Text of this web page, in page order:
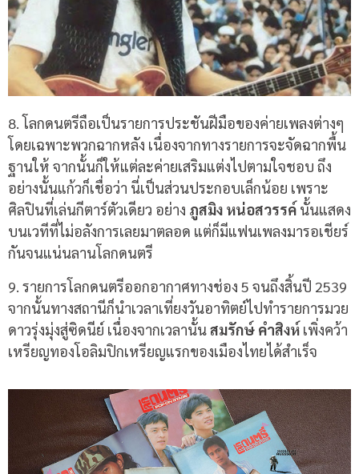
8. โลกดนตรีถือเป็นรายการประชันฝีมือของค่ายเพลงต่างๆ
โดยเฉพาะพวกฉากหลัง เนื่องจากทางรายการจะจัดฉากพื้น
ฐานให้ จากนั้นก็ให้แต่ละค่ายเสริมแต่งไปตามใจชอบ ถึง
อย่างนั้นแก้วก็เชื่อว่า นี่เป็นส่วนประกอบเล็กน้อย เพราะ
ศิลปินที่เล่นกีตาร์ตัวเดียว อย่าง ภูสมิง หน่อสวรรค์ นั้นแสดง
บนเวทีที่ไม่อลังการเลยมาตลอด แต่ก็มีแฟนเพลงมารอเชียร์
กันจนแน่นลานโลกดนตรี
9. รายการโลกดนตรีออกอากาศทางช่อง 5 จนถึงสิ้นปี 2539
จากนั้นทางสถานีก็นำเวลาเที่ยงวันอาทิตย์ไปทำรายการมวย
ดาวรุ่งมุ่งสู่ซิดนีย์ เนื่องจากเวลานั้นสมรักษ์ คำสิงห์ เพิ่งคว้า
เหรียญทองโอลิมปิกเหรียญแรกของเมืองไทยได้สำเร็จ